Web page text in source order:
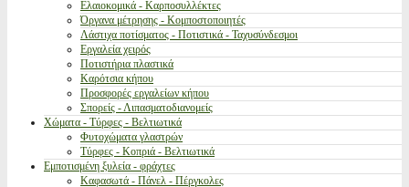
Ελαιοκομικά - Καρποσυλλέκτες
Όργανα μέτρησης - Κομποστοποιητές
Λάστιχα ποτίσματος - Ποτιστικά - Ταχυσύνδεσμοι
Εργαλεία χειρός
Ποτιστήρια πλαστικά
Καρότσια κήπου
Προσφορές εργαλείων κήπου
Σπορείς - Λιπασματοδιανομείς
Χώματα - Τύρφες - Βελτιωτικά
Φυτοχώματα γλαστρών
Τύρφες - Κοπριά - Βελτιωτικά
Εμποτισμένη ξυλεία - φράχτες
Καφασωτά - Πάνελ - Πέργκολες